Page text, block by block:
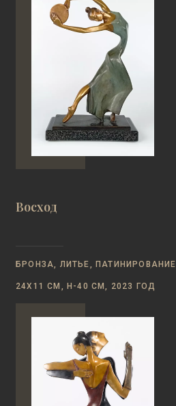
Восход
БРОНЗА, ЛИТЬЕ, ПАТИНИРОВАНИЕ
24Х11 СМ, Н-40 СМ, 2023 ГОД